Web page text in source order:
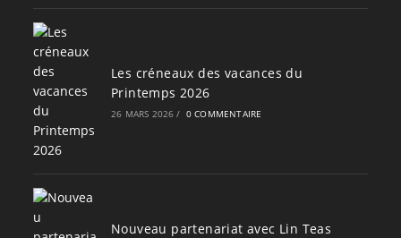
Les créneaux des vacances du
Printemps 2026
26 MARS 2026 / 0 COMMENTAIRE
Nouveau partenariat avec Lin Teas